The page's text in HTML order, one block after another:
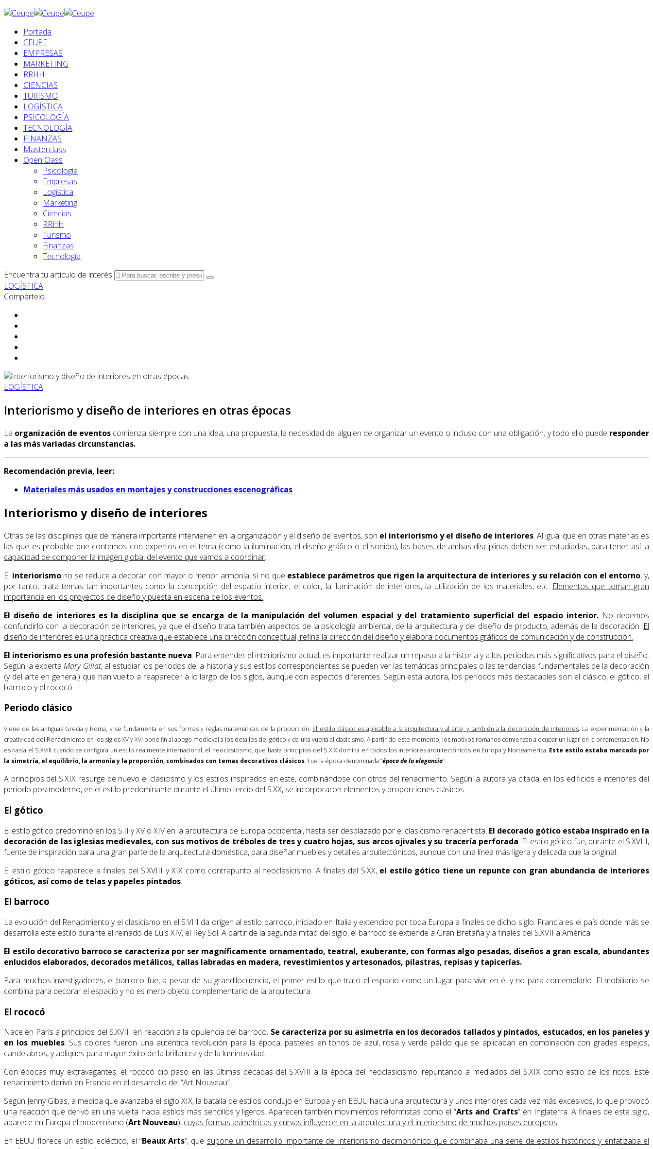
Portada
CEUPE
EMPRESAS
MARKETING
RRHH
CIENCIAS
TURISMO
LOGÍSTICA
PSICOLOGÍA
TECNOLOGÍA
FINANZAS
Masterclass
Open Class
Psicología
Empresas
Logística
Marketing
Ciencias
RRHH
Turismo
Finanzas
Tecnología
Encuentra tu artículo de interés
LOGÍSTICA
Compártelo
LOGÍSTICA
Interiorismo y diseño de interiores en otras épocas
La organización de eventos comienza siempre con una idea, una propuesta, la necesidad de alguien de organizar un evento o incluso con una obligación; y todo ello puede responder
a las más variadas circunstancias.
Recomendación previa, leer:
Materiales más usados en montajes y construcciones escenográficas
Interiorismo y diseño de interiores
Otras de las disciplinas que de manera importante intervienen en la organización y el diseño de eventos, son el interiorismo y el diseño de interiores. Al igual que en otras materias es
las que es probable que contemos con expertos en el tema (como la iluminación, el diseño gráfico o el sonido), las bases de ambas disciplinas deben ser estudiadas, para tener así la
capacidad de componer la imagen global del evento que vamos a coordinar.
El interiorismono se reduce a decorar con mayor o menor armonía, si no que establece parámetros que rigen la arquitectura de interiores y su relación con el entorno, y,
por tanto, trata temas tan importantes como la concepción del espacio interior, el color, la iluminación de interiores, la utilización de los materiales, etc. Elementos que toman gran
importancia en los proyectos de diseño y puesta en escena de los eventos.
El diseño de interiores es la disciplina que se encarga de la manipulación del volumen espacial y del tratamiento superficial del espacio interior.No debemos
confundirlo con la decoración de interiores, ya que el diseño trata también aspectos de la psicología ambiental, de la arquitectura y del diseño de producto, además de la decoración. El
diseño de interiores es una práctica creativa que establece una dirección conceptual, refina la dirección del diseño y elabora documentos gráficos de comunicación y de construcción.
El interiorismo es una profesión bastante nueva. Para entender el interiorismo actual, es importante realizar un repaso a la historia y a los periodos más significativos para el diseño.
Según la expertaMary Gillat, al estudiar los periodos de la historia y sus estilos correspondientes se pueden ver las temáticas principales o las tendencias fundamentales de la decoración
(y del arte en general) que han vuelto a reaparecer a lo largo de los siglos, aunque con aspectos diferentes. Según esta autora, los periodos más destacables son el clásico, el gótico, el
barroco y el rococó.
Periodo clásico
Viene de las antiguas Grecia y Roma, y se fundamenta en sus formas y reglas matemáticas de la proporción. El estilo clásico es aplicable a la arquitectura y al arte, y también a la decoración de interiores. La experimentación y la
creatividad del Renacimiento en los siglos XV y XVI pone fin al apego medieval a los detalles del gótico y da una vuelta al clasicismo. A partir de este momento, los motivos romanos comienzan a ocupar un lugar en la ornamentación. No
es hasta el S.XVIII cuando se configura un estilo realmente internacional, el neoclasicismo, que hasta principios del S.XIX domina en todos los interiores arquitectónicos en Europa y Norteamérica. Este estilo estaba marcado por
la simetría, el equilibrio, la armonía y la proporción, combinados con temas decorativos clásicos. Fue la época denominada “época de la elegancia”.
A principios del S.XIX resurge de nuevo el clasicismo y los estilos inspirados en este, combinándose con otros del renacimiento. Según la autora ya citada, en los edificios e interiores del
periodo postmoderno, en el estilo predominante durante el último tercio del S.XX, se incorporaron elementos y proporciones clásicos.
El gótico
El estilo gótico predominó en los S.II y XV o XIV en la arquitectura de Europa occidental, hasta ser desplazado por el clasicismo renacentista. El decorado gótico estaba inspirado en la
decoración de las iglesias medievales, con sus motivos de tréboles de tres y cuatro hojas, sus arcos ojivales y su tracería perforada. El estilo gótico fue, durante el S.XVIII,
fuente de inspiración para una gran parte de la arquitectura doméstica, para diseñar muebles y detalles arquitectónicos, aunque con una línea más ligera y delicada que la original.
El estilo gótico reaparece a finales del S.XVIII y XIX como contrapunto al neoclasicismo. A finales del S.XX, el estilo gótico tiene un repunte con gran abundancia de interiores
góticos, así como de telas y papeles pintados.
El barroco
La evolución del Renacimiento y el clasicismo en el S.VIII da origen al estilo barroco, iniciado en Italia y extendido por toda Europa a finales de dicho siglo. Francia es el país donde más se
desarrolla este estilo durante el reinado de Luís XIV, el Rey Sol. A partir de la segunda mitad del siglo, el barroco se extiende a Gran Bretaña y a finales del S.XVII a América.
El estilo decorativo barroco se caracteriza por ser magníficamente ornamentado, teatral, exuberante, con formas algo pesadas, diseños a gran escala, abundantes
enlucidos elaborados, decorados metálicos, tallas labradas en madera, revestimientos y artesonados, pilastras, repisas y tapicerías.
Para muchos investigadores, el barroco fue, a pesar de su grandilocuencia, el primer estilo que trató el espacio como un lugar para vivir en él y no para contemplarlo. El mobiliario se
combina para decorar el espacio y no es mero objeto complementario de la arquitectura.
El rococó
Nace en París a principios del S.XVIII en reacción a la opulencia del barroco. Se caracteriza por su asimetría en los decorados tallados y pintados, estucados, en los paneles y
en los muebles. Sus colores fueron una auténtica revolución para la época, pasteles en tonos de azul, rosa y verde pálido que se aplicaban en combinación con grades espejos,
candelabros, y apliques para mayor éxito de la brillantez y de la luminosidad.
Con épocas muy extravagantes, el rococó dio paso en las últimas décadas del S.XVIII a la época del neoclasicismo, repuntando a mediados del S.XIX como estilo de los ricos. Este
renacimiento derivó en Francia en el desarrollo del “Art Nouveau”.
Según Jenny Gibas, a medida que avanzaba el siglo XIX, la batalla de estilos condujo en Europa y en EEUU hacia una arquitectura y unos interiores cada vez más excesivos, lo que provocó
una reacción que derivó en una vuelta hacia estilos más sencillos y ligeros. Aparecen también movimientos reformistas como el “Arts and Crafts” en Inglaterra. A finales de este siglo,
aparece en Europa el modernismo (Art Nouveau), cuyas formas asimétricas y curvas influyeron en la arquitectura y el interiorismo de muchos países europeos.
En EEUU florece un estilo ecléctico, el “Beaux Arts”, que supone un desarrollo importante del interiorismo decimonónico que combinaba una serie de estilos históricos y enfatizaba el